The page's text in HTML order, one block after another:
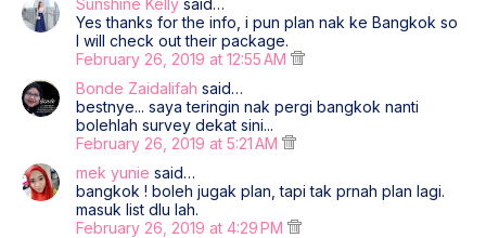
Sunshine Kelly said…
Yes thanks for the info, i pun plan nak ke Bangkok so
I will check out their package.
February 26, 2019 at 12:55 AM
Bonde Zaidalifah said…
bestnye... saya teringin nak pergi bangkok nanti
bolehlah survey dekat sini...
February 26, 2019 at 5:21 AM
mek yunie said…
bangkok ! boleh jugak plan, tapi tak prnah plan lagi.
masuk list dlu lah.
February 26, 2019 at 4:29 PM